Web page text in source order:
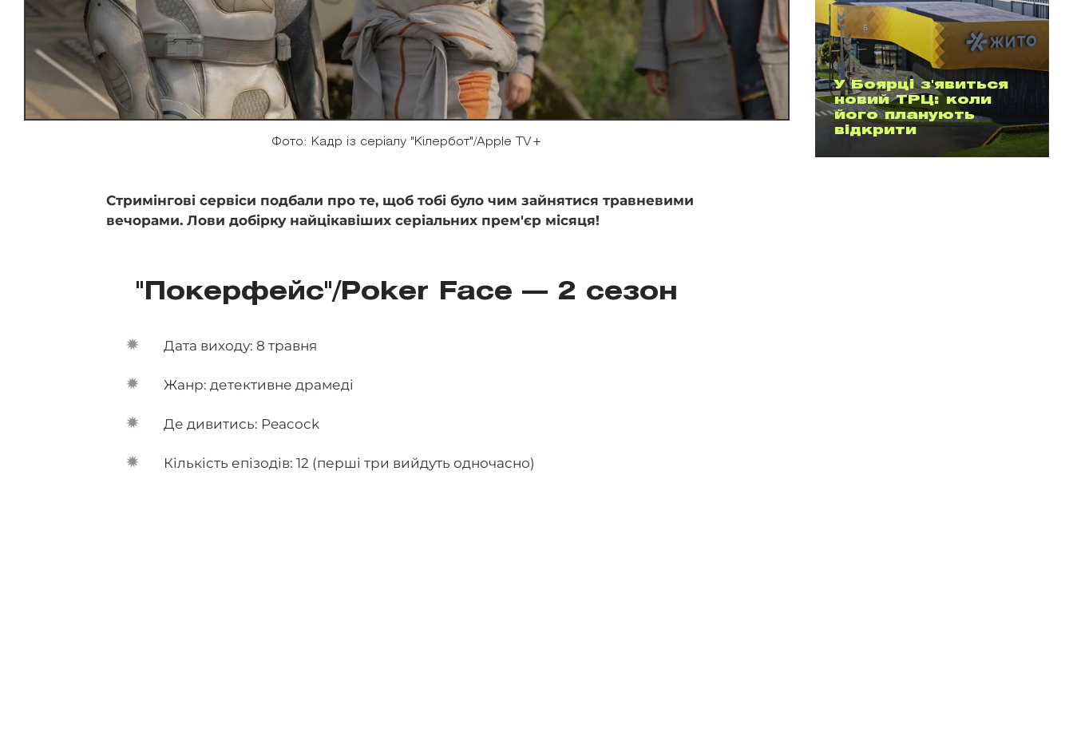
Фото: Кадр із серіалу "Кілербот"/Apple TV+
Стримінгові сервіси подбали про те, щоб тобі було чим зайнятися травневими
вечорами. Лови добірку найцікавіших серіальних прем'єр місяця!
"Покерфейс"/Poker Face — 2 сезон
Дата виходу: 8 травня
Жанр: детективне драмеді
Де дивитись: Peacock
Кількість епізодів: 12 (перші три вийдуть одночасно)
У Боярці з'явиться
новий ТРЦ: коли
його планують
відкрити